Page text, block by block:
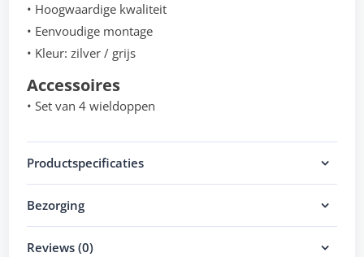
• Hoogwaardige kwaliteit
• Eenvoudige montage
• Kleur: zilver / grijs
Accessoires
• Set van 4 wieldoppen
Productspecificaties
Bezorging
Reviews (0)